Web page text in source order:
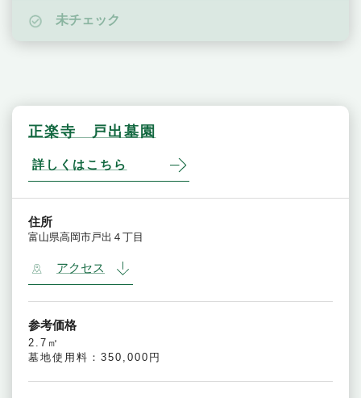
未チェック
正楽寺 戸出墓園
詳しくはこちら
住所
富山県高岡市戸出４丁目
アクセス
参考価格
2.7㎡
墓地使用料：350,000円